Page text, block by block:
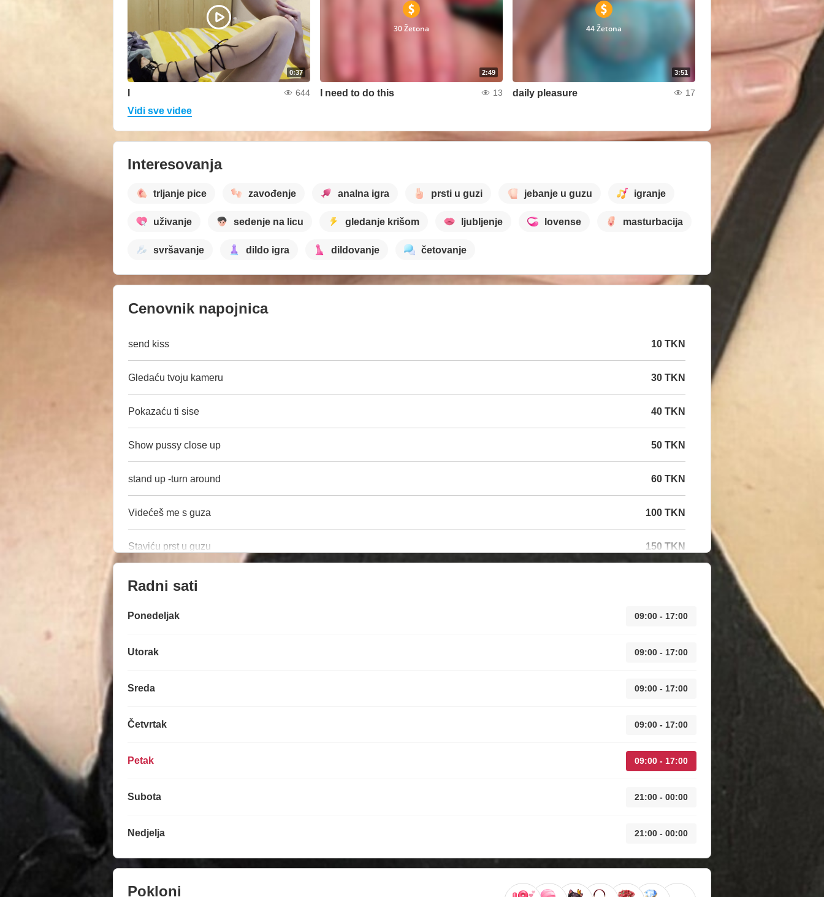
0:37
644
2:49
30 Žetona
I need to do this 13
3:51
44 Žetona
daily pleasure 17
Vidi sve videe
Interesovanja
trljanje pice zavođenje analna igra prsti u guzi jebanje u guzu igranje
uživanje sedenje na licu gledanje krišom ljubljenje lovense masturbacija
svršavanje dildo igra dildovanje četovanje
Cenovnik napojnica
send kiss 10 TKN
Gledaću tvoju kameru 30 TKN
Pokazaću ti sise 40 TKN
Show pussy close up 50 TKN
stand up -turn around 60 TKN
Videćeš me s guza 100 TKN
Staviću prst u guzu 150 TKN
Radni sati
Ponedeljak 09:00 - 17:00
Utorak 09:00 - 17:00
Sreda 09:00 - 17:00
Četvrtak 09:00 - 17:00
Petak 09:00 - 17:00
Subota 21:00 - 00:00
Nedjelja 21:00 - 00:00
Pokloni